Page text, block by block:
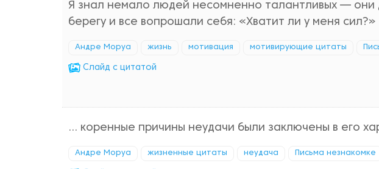
Я знал немало людей несомненно талантливых — они
берегу и все вопрошали себя: «Хватит ли у меня сил?»
Андре Моруа жизнь мотивация мотивирующие цитаты
Cлайд с цитатой
... коренные причины неудачи были заключены в его
Андре Моруа жизненные цитаты неудача Письма незнакомке